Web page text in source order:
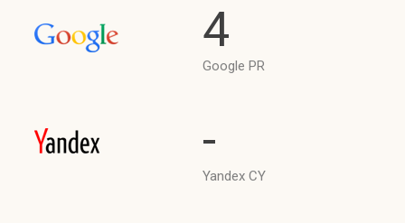
4
Google PR
-
Yandex CY